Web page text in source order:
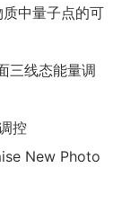
中量子点的可
三线态能量调
控
New Photo